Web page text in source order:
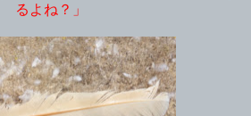
るよね？」